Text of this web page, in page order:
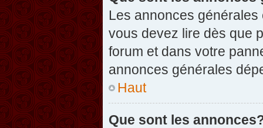
Les annonces
vous devez lire dès que
forum et dans votre
annonces générales
Haut
Que sont les